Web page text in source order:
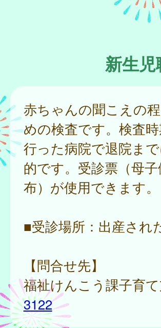
新生
赤ちゃんの聞こえの
めの検査です。検査
行った病院で退院ま
的です。受診票（母
布）が使用できます。
■受診場所：出産され
【問合せ先】
福祉けんこう課子育
3122